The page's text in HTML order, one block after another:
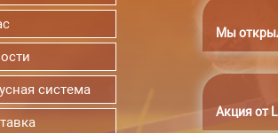
система
Мы
Акция от